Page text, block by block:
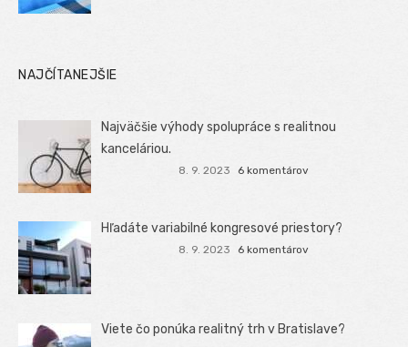
NAJČÍTANEJŠIE
Najväčšie výhody spolupráce s realitnou
kanceláriou.
8. 9. 2023 6 komentárov
Hľadáte variabilné kongresové priestory?
8. 9. 2023 6 komentárov
Viete čo ponúka realitný trh v Bratislave?